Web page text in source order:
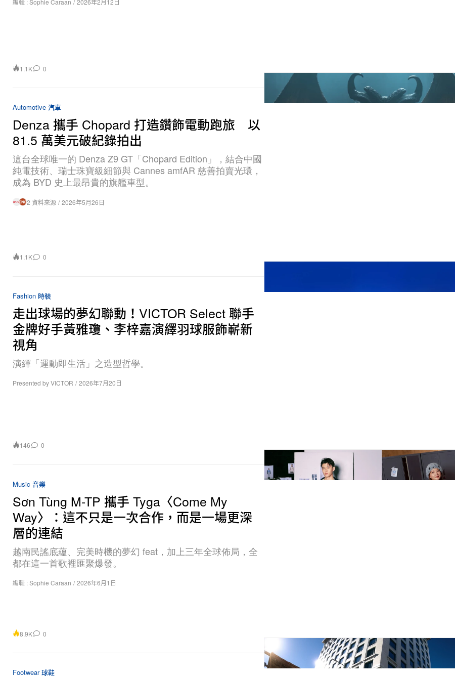
編輯 :Sophie Caraan / 2026年2月12日
1.1K 0
Automotive 汽車
Denza 攜手 Chopard 打造鑽飾電動跑旅 以
81.5 萬美元破紀錄拍出
這台全球唯一的 Denza Z9 GT「Chopard Edition」，結合中國
純電技術、瑞士珠寶級細節與 Cannes amfAR 慈善拍賣光環，
成為 BYD 史上最昂貴的旗艦車型。
2 資料來源 / 2026年5月26日
1.1K 0
Fashion 時裝
走出球場的夢幻聯動！VICTOR Select 聯手
金牌好手黃雅瓊、李梓嘉演繹羽球服飾嶄新
視角
演繹「運動即生活」之造型哲學。
Presented by VICTOR / 2026年7月20日
146 0
Music 音樂
Sơn Tùng M-TP 攜手 Tyga〈Come My
Way〉：這不只是一次合作，而是一場更深
層的連結
越南民謠底蘊、完美時機的夢幻 feat，加上三年全球佈局，全
都在這一首歌裡匯聚爆發。
編輯 :Sophie Caraan / 2026年6月1日
8.9K 0
Footwear 球鞋